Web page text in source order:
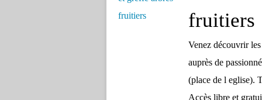
fruitiers
Venez découvrir
auprès de
(place de l eglise).
Accès libre et